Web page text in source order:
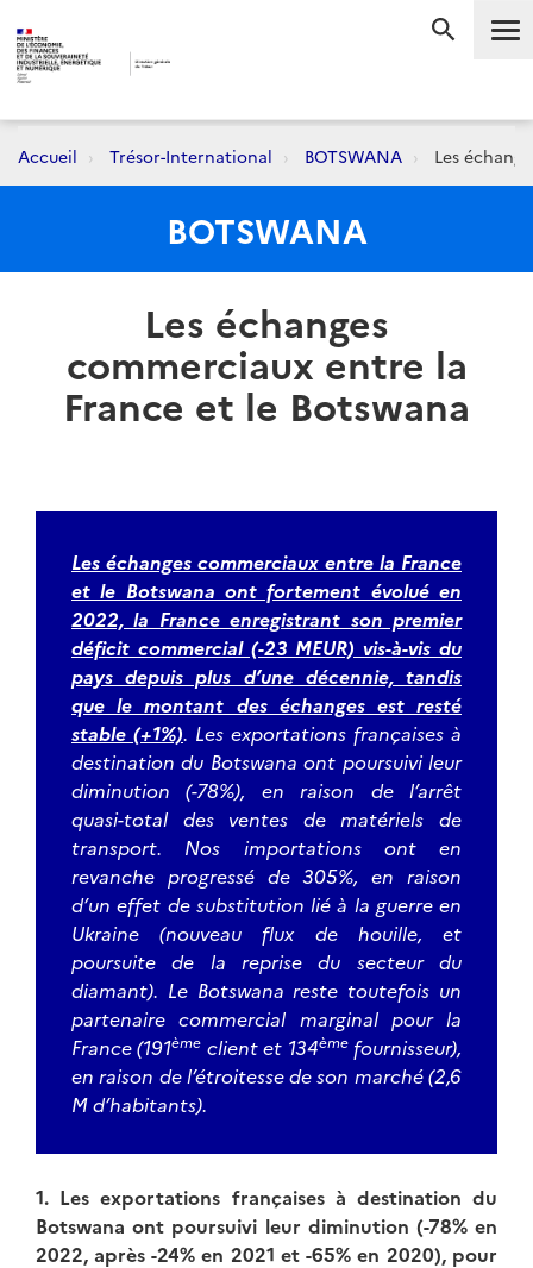
Accueil Trésor-International BOTSWANA Les
BOTSWANA
Les échanges
commerciaux entre la
France et le Botswana
Les échanges commerciaux entre la France
et le Botswana ont fortement évolué en
2022, la France enregistrant son premier
déficit commercial (-23 MEUR) vis-à-vis du
pays depuis plus d’une décennie, tandis
que le montant des échanges est resté
stable (+1%). Les exportations françaises à
destination du Botswana ont poursuivi leur
diminution (-78%), en raison de l’arrêt
quasi-total des ventes de matériels de
transport. Nos importations ont en
revanche progressé de 305%, en raison
d’un effet de substitution lié à la guerre en
Ukraine (nouveau flux de houille, et
poursuite de la reprise du secteur du
diamant). Le Botswana reste toutefois un
partenaire commercial marginal pour la
France (191ème client et 134èmefournisseur),
en raison de l’étroitesse de son marché (2,6
M d’habitants).
1. Les exportations françaises à destination du
Botswana ont poursuivi leur diminution (-78% en
2022, après -24% en 2021 et -65% en 2020), pour